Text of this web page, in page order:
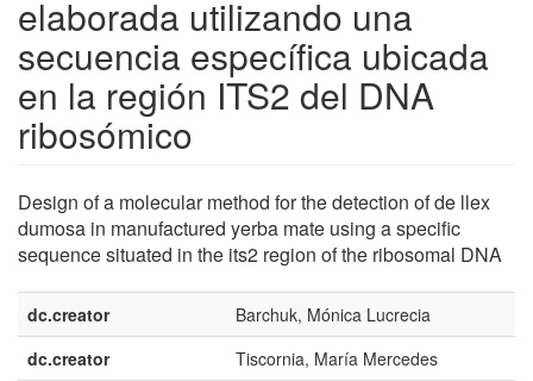
elaborada utilizando una
secuencia específica ubicada
en la región ITS2 del DNA
ribosómico
Design of a molecular method for the detection of de llex
dumosa in manufactured yerba mate using a specific
sequence situated in the its2 region of the ribosomal DNA
dc.creator
Barchuk, Mónica Lucrecia
dc.creator
Tiscornia, María Mercedes